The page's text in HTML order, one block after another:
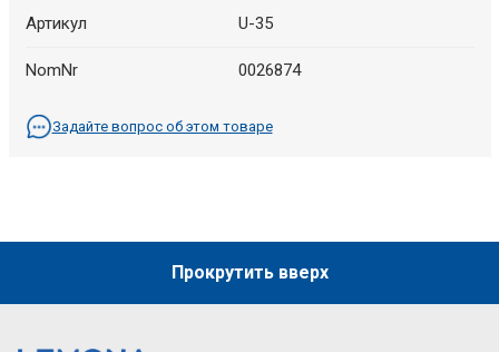
Артикул U-35
NomNr 0026874
Задайте вопрос об этом товаре
Прокрутить вверх